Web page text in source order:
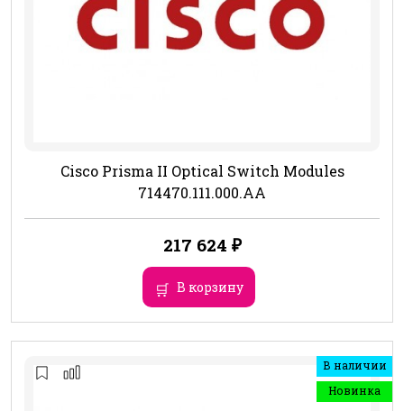
Cisco Prisma II Optical Switch Modules
714470.111.000.AA
217 624 ₽
В корзину
В наличии
Новинка